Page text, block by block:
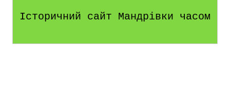
Історичний сайт Мандрівки часом